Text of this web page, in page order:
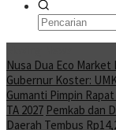
Nusa Dua Eco
Gubernur Koster:
Gumanti Pimpin
TA 2027 Pemkab dan
Daerah Tembus